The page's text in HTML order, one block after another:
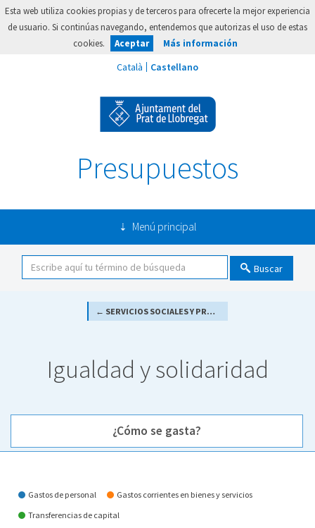
Esta web utiliza cookies propias y de terceros para ofrecerte la mejor experiencia
de usuario. Si continúas navegando, entendemos que autorizas el uso de estas
cookies.
Aceptar Más información
Presupuestos
Menú principal
Buscar
← SERVICIOS SOCIALES Y PROMOCIÓN SOCIAL
Igualdad y solidaridad
¿Cómo se gasta?
Gastos de personal
Gastos corrientes en bienes y servicios
Transferencias de capital